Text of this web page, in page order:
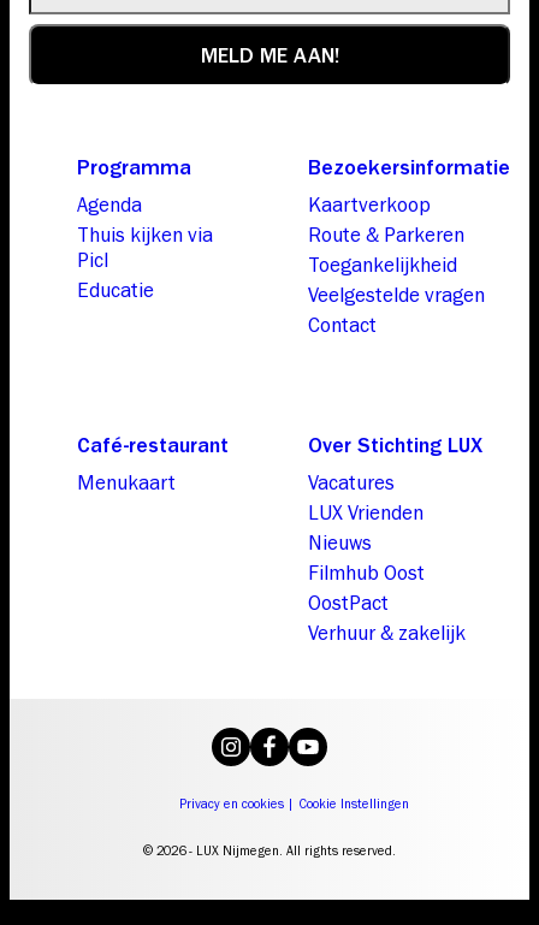
Programma
Agenda
Thuis kijken via
Picl
Educatie
Bezoekersinformatie
Kaartverkoop
Route & Parkeren
Toegankelijkheid
Veelgestelde vragen
Contact
Café-restaurant
Menukaart
Over Stichting LUX
Vacatures
LUX Vrienden
Nieuws
Filmhub Oost
OostPact
Verhuur & zakelijk
Privacy en cookies | Cookie Instellingen
© 2026 - LUX Nijmegen. All rights reserved.